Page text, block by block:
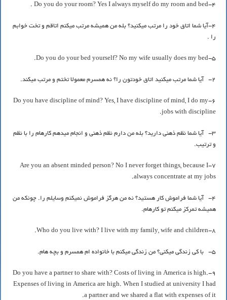
4-Do you do your room? Yes I always myself do my room and bed .
4-آیا شما اتاق خود را مرتب میکنید؟ بله من همیشه مرتب میکنم اتاقم و تخت خوابم
را .
5-Do you do your bed yourself? No my wife usually does my bed.
2- آیا شما مرتب میکنید اتاق خودتون را؟ نه همسرم معمولا تختم و مرتب میکند.
6-Do you have discipline of mind? Yes, I have discipline of mind, I do my
jobs with discipline.
3- آیا شما نظم ذهنی دارید؟ بله من دارم نظم ذهنی و انجام میدهم کارهام را با نظم
و ترتیب.
7-Are you an absent minded person? No I never forget things, because I
always concentrate at my jobs.
4- آیا شما فراموش کار هستید؟ نه من هرگز فراموش نمیکنم وسایلم را. چونکه من
همیشه تمرکز میکنم تو کارهام.
8-Who do you live with? I live with my family, wife and children.
5- با کی زندگی میکنی؟ من زندگی میکنم با خانواده ام همسرم و بچه هام.
9-Do you have a partner to share with? Costs of living in America is high.
Expenses of living in America are high. When I studied at university I had
a partner and we shared a flat with expenses of it.